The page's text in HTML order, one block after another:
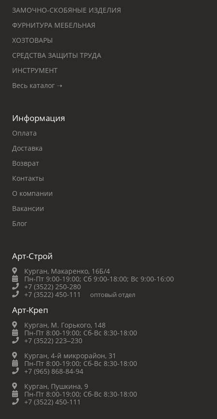
ЗАМОЧНО-СКОБЯНЫЕ ИЗДЕЛИЯ
ФУРНИТУРА МЕБЕЛЬНАЯ
ХОЗТОВАРЫ
СРЕДСТВА ЗАЩИТЫ ТРУДА
ИНСТРУМЕНТ
Весь каталог ➝
Информация
Оплата
Доставка
Возврат
Контакты
О компании
Вакансии
Блог
Арт-Строй
Курган, Макаренко, 16Б/4
Пн-Пт 9:00-19:00; Сб 9:00-18:00; Вс 9:00-16:00
+7 (3522) 250-280
+7 (3522) 450-111
оптовый отдел
Арт-Креп
Курган, М. Горького, 148
Пн-Пт 8:00-19:00; Сб-Вс 8:30-18:00
+7 (3522) 223‒230
Курган, 4-й микрорайон, 31
Пн-Пт 8:00-19:00; Сб-Вс 8:30-18:00
+7 (965) 868-84-94
Курган, Пушкина, 9
Пн-Пт 8:00-19:00; Сб-Вс 8:30-18:00
+7 (3522) 450-111